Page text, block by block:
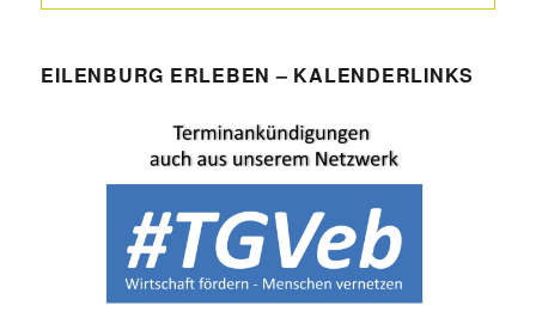
EILENBURG ERLEBEN – KALENDERLINKS